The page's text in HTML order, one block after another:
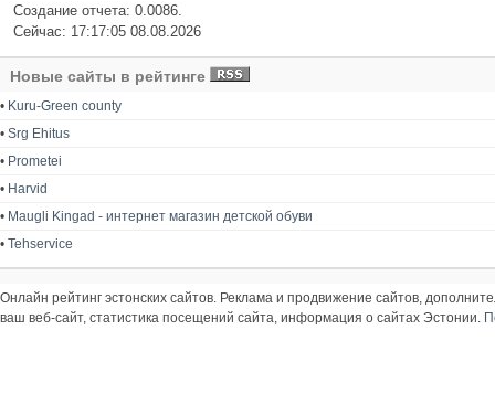
Создание отчета: 0.0086.
Сейчас: 17:17:05 08.08.2026
Новые сайты в рейтинге
• Kuru-Green county
• Srg Ehitus
• Prometei
• Harvid
• Maugli Kingad - интернет магазин детской обуви
• Tehservice
Онлайн рейтинг эстонских сайтов. Реклама и продвижение сайтов,
ваш веб-сайт, статистика посещений сайта, информация о сайтах Эстонии.